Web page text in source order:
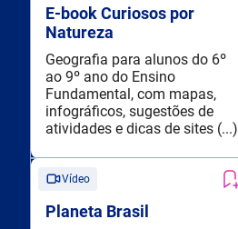
E-book Curiosos por
Natureza
Geografia para alunos do 6º
ao 9º ano do Ensino
Fundamental, com mapas,
infográficos, sugestões de
atividades e dicas de sites (...)
Vídeo
Planeta Brasil